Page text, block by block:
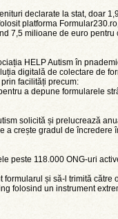
declarate la stat, doar
platforma
7,5 milioane de euro
HELP Autism în
digitală de colectare de
facilități precum:
a depune formularele
solicită și prelucrează
a crește gradul de încredere
peste 118.000 ONG-uri
și să-l trimită către
folosind un instrument